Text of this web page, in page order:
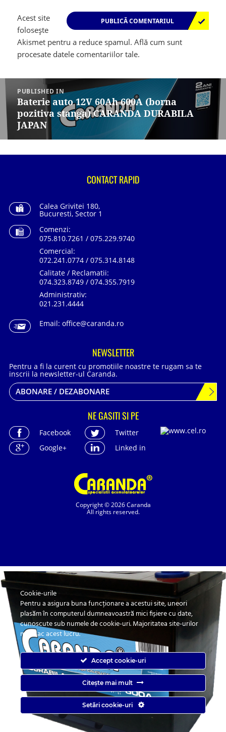
Acest site
folosește
Akismet pentru a reduce spamul.Află cum sunt
procesate datele comentariilor tale.
Navigare
articole
PUBLISHED IN
Baterie auto 12V 60Ah 600A (borna
pozitiva stanga) CARANDA DURABILA
JAPAN
Copyright © 2026 Caranda
All rights reserved.
CONTACT RAPID
Calea Grivitei 180,
Bucuresti, Sector 1
Comenzi:
075.810.7261 / 075.229.9740
Comercial:
072.241.0774 / 075.314.8148
Calitate / Reclamatii:
074.323.8749 / 074.355.7919
Administrativ:
021.231.4444
Email: office@caranda.ro
NEWSLETTER
Pentru a fi la curent cu promotiile noastre te rugam sa te
inscrii la newsletter-ul Caranda.
ABONARE / DEZABONARE
NE GASITI SI PE
Facebook
Twitter
Google+
Linked in
SC. CARANDA BATERII SRL. | SR EN ISO 9001:2015, SR EN ISO 14001:2015, SR
ISO 45001:2018 |
ANPC
| Prelucrarea datelor cu caracter personal | Politica de confidentialitate
Caranda.ro este un magazin online cu baterii pentru automobile, camioane,
autobuze, vagoane, motociclete, tractiune, stationare si aplicatii industriale.
Web Design byEnd Soft Design
Cookie-urile
Pentru a asigura buna funcționare a acestui site, uneori
plasăm în computerul dumneavoastră mici fișiere cu date,
cunoscute sub numele de cookie-uri. Majoritatea site-urilor
mari fac acest lucru.
Accept cookie-uri
Citește mai mult
Setări cookie-uri